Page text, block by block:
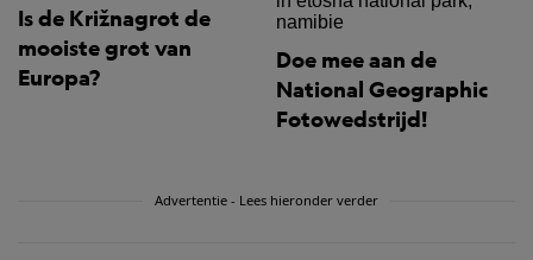
Is de Križnagrot de
mooiste grot van
Europa?
Doe mee aan de
National Geographic
Fotowedstrijd!
Advertentie - Lees hieronder verder